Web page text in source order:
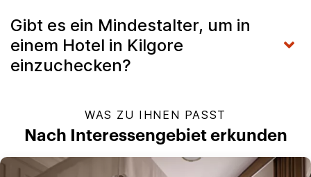
Gibt es ein Mindestalter, um in
einem Hotel in Kilgore
einzuchecken?
WAS ZU IHNEN PASST
Nach Interessengebiet erkunden